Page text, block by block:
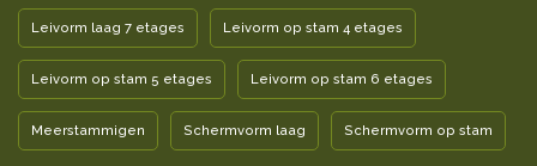
Leivorm laag 7 etages Leivorm op stam 4 etages
Leivorm op stam 5 etages Leivorm op stam 6 etages
Meerstammigen Schermvorm laag Schermvorm op stam